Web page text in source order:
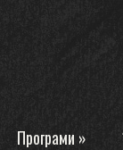
Програми »